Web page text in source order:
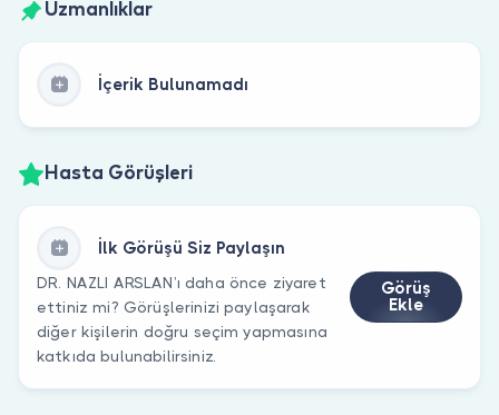
Uzmanlıklar
İçerik Bulunamadı
Hasta Görüşleri
İlk Görüşü Siz Paylaşın
DR. NAZLI ARSLAN’ı daha önce ziyaret
ettiniz mi? Görüşlerinizi paylaşarak
diğer kişilerin doğru seçim yapmasına
katkıda bulunabilirsiniz.
Görüş
Ekle